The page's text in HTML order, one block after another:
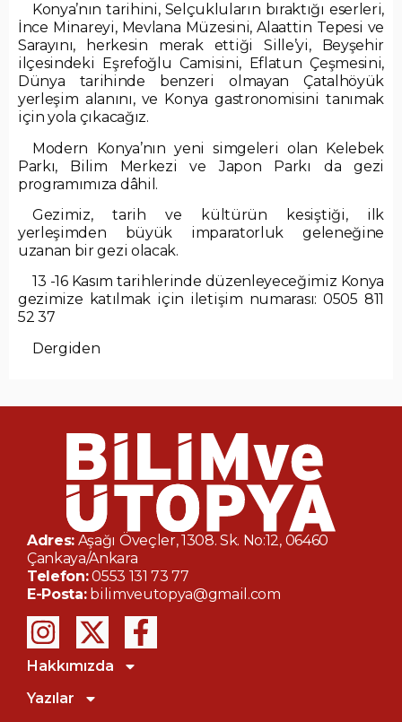
Konya’nın tarihini, Selçukluların bıraktığı eserleri,
İnce Minareyi, Mevlana Müzesini, Alaattin Tepesi ve
Sarayını, herkesin merak ettiği Sille’yi, Beyşehir
ilçesindeki Eşrefoğlu Camisini, Eflatun Çeşmesini,
Dünya tarihinde benzeri olmayan Çatalhöyük
yerleşim alanını, ve Konya gastronomisini tanımak
için yola çıkacağız.
Modern Konya’nın yeni simgeleri olan Kelebek
Parkı, Bilim Merkezi ve Japon Parkı da gezi
programımıza dâhil.
Gezimiz, tarih ve kültürün kesiştiği, ilk
yerleşimden büyük imparatorluk geleneğine
uzanan bir gezi olacak.
13 -16 Kasım tarihlerinde düzenleyeceğimiz Konya
gezimize katılmak için iletişim numarası: 0505 811
52 37
Dergiden
Adres: Aşağı Öveçler, 1308. Sk. No:12, 06460
Çankaya/Ankara
Telefon:0553 131 73 77
E-Posta: bilimveutopya@gmail.com
Hakkımızda
Yazılar